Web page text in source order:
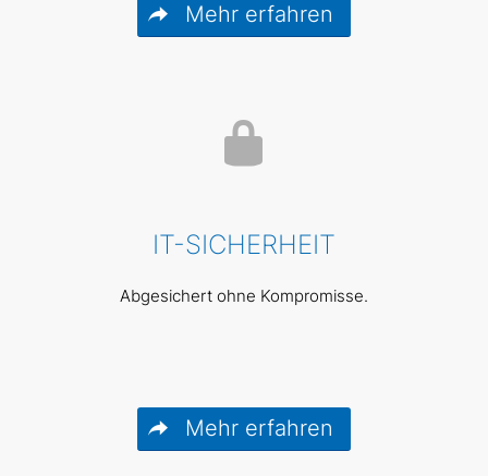
Mehr erfahren
IT-SICHERHEIT
Abgesichert ohne Kompromisse.
Mehr erfahren